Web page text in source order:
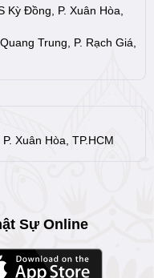
Kỳ Đồng, P. Xuân Hòa,
Trung, P. Rạch Giá,
Xuân Hòa, TP.HCM
Sự Online